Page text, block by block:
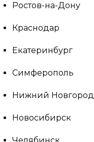
Ростов-на-Дону
Краснодар
Екатеринбург
Симферополь
Нижний Новгород
Новосибирск